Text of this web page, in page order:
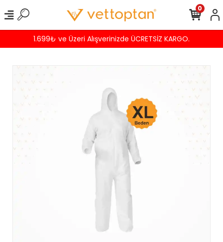
1.699₺ ve Üzeri Alışverinizde ÜCRETSİZ KARGO.
0